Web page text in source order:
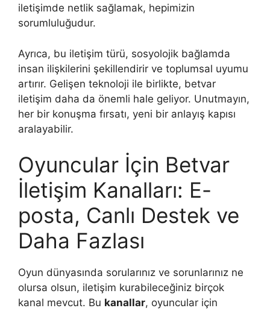
iletişimde netlik sağlamak, hepimizin
sorumluluğudur.
Ayrıca, bu iletişim türü, sosyolojik bağlamda
insan ilişkilerini şekillendirir ve toplumsal uyumu
artırır. Gelişen teknoloji ile birlikte, betvar
iletişim daha da önemli hale geliyor. Unutmayın,
her bir konuşma fırsatı, yeni bir anlayış kapısı
aralayabilir.
Oyuncular İçin Betvar
İletişim Kanalları: E-
posta, Canlı Destek ve
Daha Fazlası
Oyun dünyasında sorularınız ve sorunlarınız ne
olursa olsun, iletişim kurabileceğiniz birçok
kanal mevcut. Bu kanallar, oyuncular için